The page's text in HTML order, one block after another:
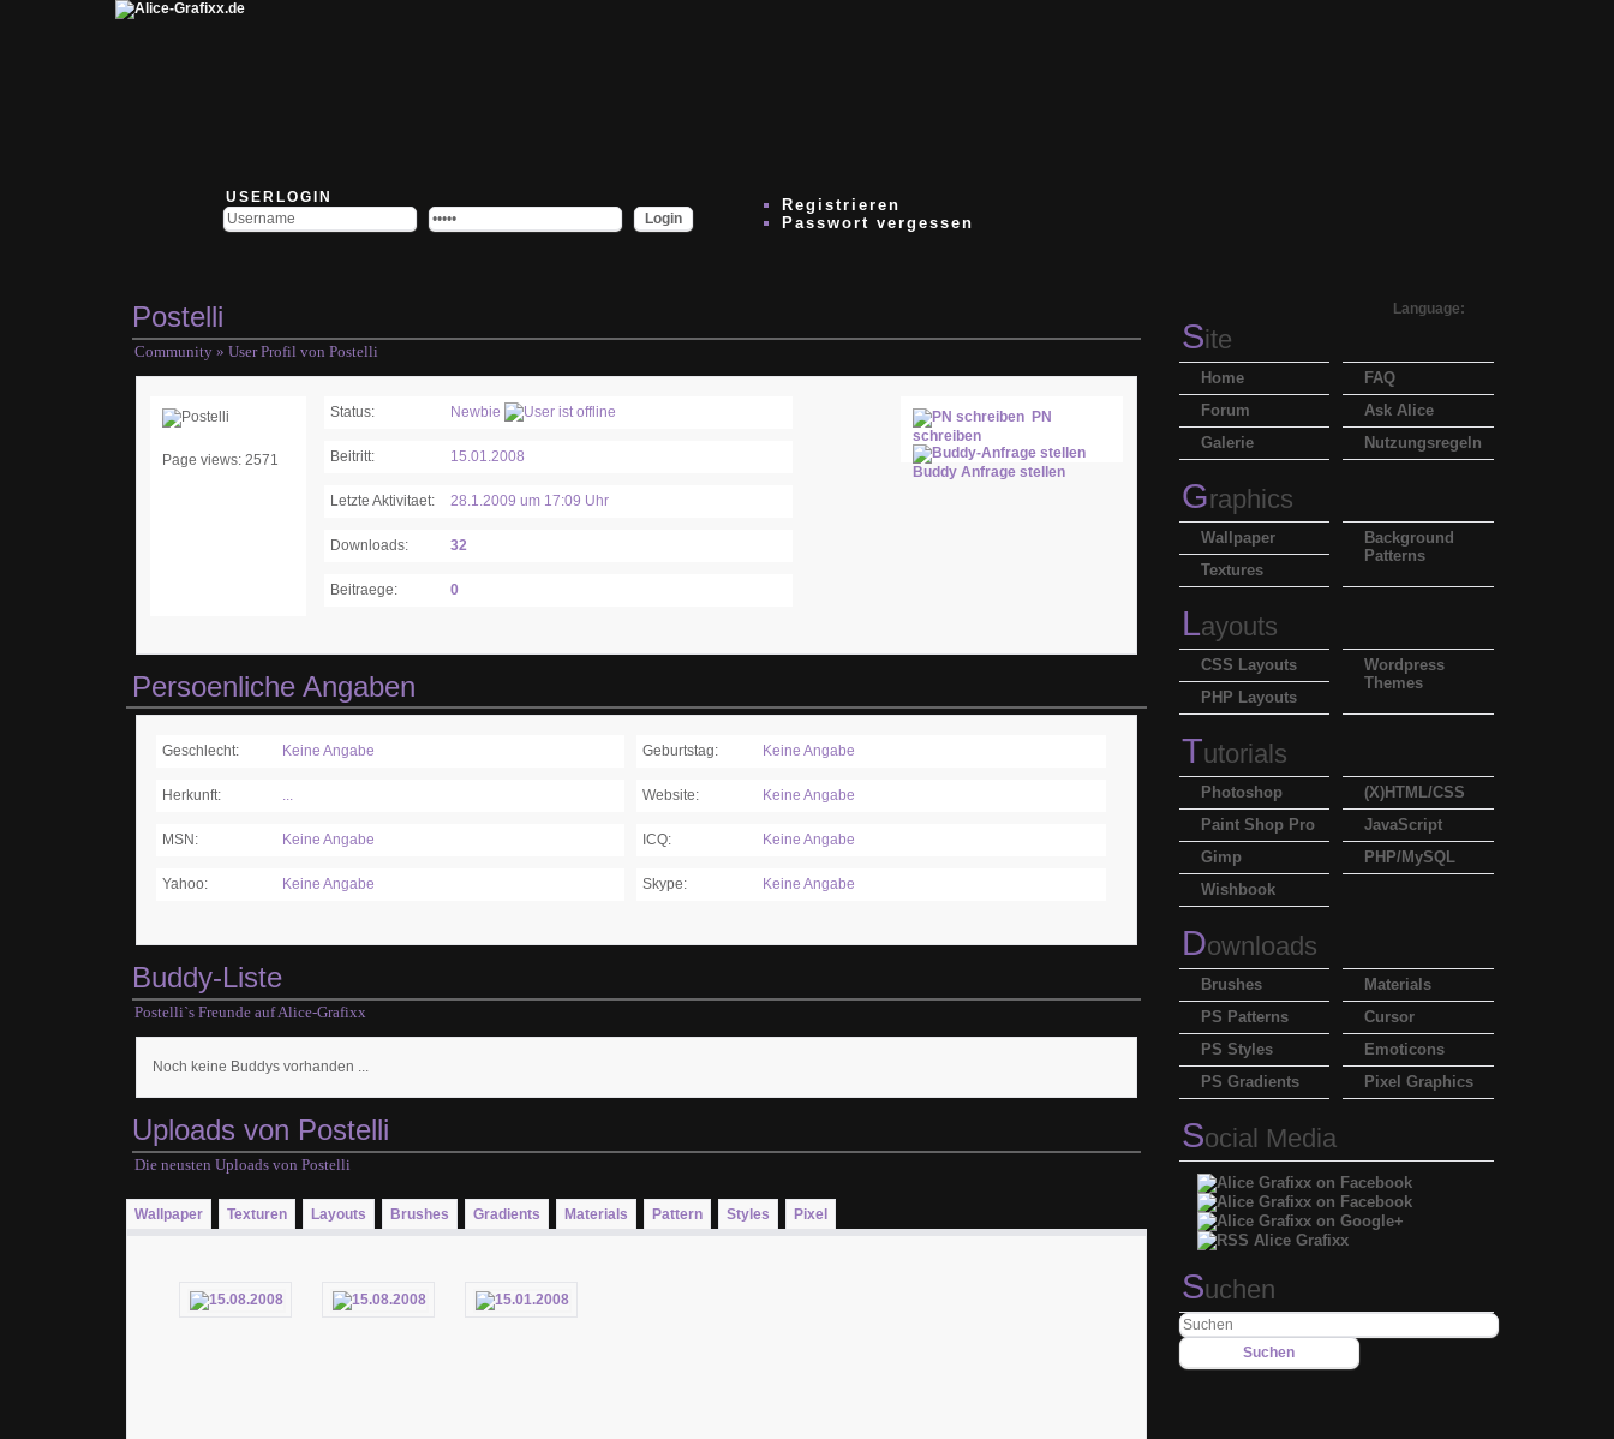
USERLOGIN
Registrieren
Passwort vergessen
Postelli
Community» User Profil von Postelli
Page views: 2571
PN
schreiben
Buddy Anfrage stellen
Status: Newbie
Beitritt: 15.01.2008
Letzte Aktivitaet: 28.1.2009 um 17:09 Uhr
Downloads: 32
Beitraege: 0
Persoenliche Angaben
Geschlecht: Keine Angabe Geburtstag: Keine Angabe
Herkunft: ... Website: Keine Angabe
MSN: Keine Angabe ICQ: Keine Angabe
Yahoo: Keine Angabe Skype: Keine Angabe
Buddy-Liste
Postelli`s Freunde auf Alice-Grafixx
Noch keine Buddys vorhanden ...
Uploads von Postelli
Die neusten Uploads von Postelli
Wallpaper Texturen Layouts Brushes Gradients Materials Pattern Styles Pixel
Language:
Site
FAQ
Ask Alice
Nutzungsregeln
Home
Forum
Galerie
Graphics
Background
Patterns
Wallpaper
Textures
Layouts
Wordpress
Themes
CSS Layouts
PHP Layouts
Tutorials
(X)HTML/CSS
JavaScript
PHP/MySQL
Photoshop
Paint Shop Pro
Gimp
Wishbook
Downloads
Materials
Cursor
Emoticons
Pixel Graphics
Brushes
PS Patterns
PS Styles
PS Gradients
Social Media
Suchen